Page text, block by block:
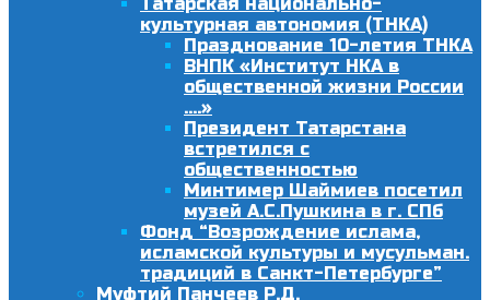
культурная автономия (ТНКА)
Празднование 10-летия ТНКА
ВНПК «Институт НКА в
общественной жизни России
….»
Президент Татарстана
встретился с
общественностью
Минтимер Шаймиев посетил
музей А.С.Пушкина в г. СПб
Фонд “Возрождение ислама,
исламской культуры и мусульман.
традиций в Санкт-Петербурге”
Муфтий Панчеев Р.Д.